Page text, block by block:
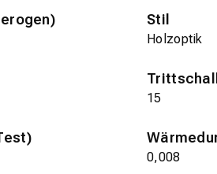
Stil
Holzoptik
15
0,008